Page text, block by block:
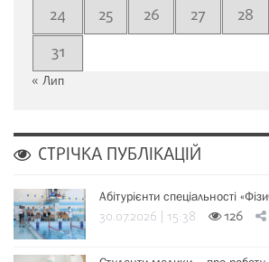
24
25 26 27 28
31
« Лип
СТРІЧКА ПУБЛІКАЦІЙ
Абітурієнти спеціальності
30.07.2026 | 15:38 126